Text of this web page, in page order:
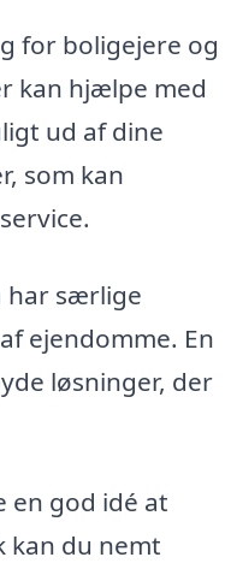
for boligejere og
kan hjælpe med
ud af dine
som kan
har særlige
ejendomme. En
løsninger, der
en god idé at
kan du nemt